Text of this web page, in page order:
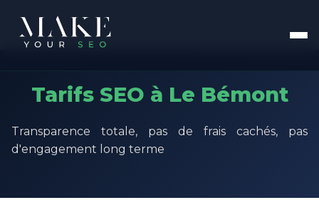
Tarifs SEO à Le Bémont
Transparence totale, pas de frais cachés, pas
d'engagement long terme